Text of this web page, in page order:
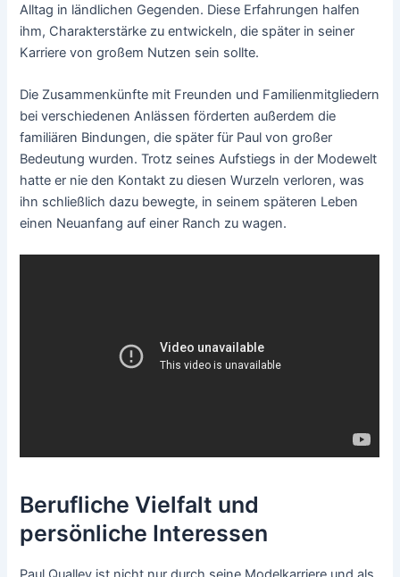
Alltag in ländlichen Gegenden. Diese Erfahrungen halfen
ihm, Charakterstärke zu entwickeln, die später in seiner
Karriere von großem Nutzen sein sollte.
Die Zusammenkünfte mit Freunden und Familienmitgliedern
bei verschiedenen Anlässen förderten außerdem die
familiären Bindungen, die später für Paul von großer
Bedeutung wurden. Trotz seines Aufstiegs in der Modewelt
hatte er nie den Kontakt zu diesen Wurzeln verloren, was
ihn schließlich dazu bewegte, in seinem späteren Leben
einen Neuanfang auf einer Ranch zu wagen.
Berufliche Vielfalt und
persönliche Interessen